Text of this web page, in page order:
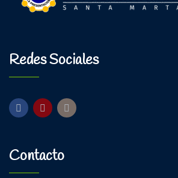
Redes Sociales
Contacto